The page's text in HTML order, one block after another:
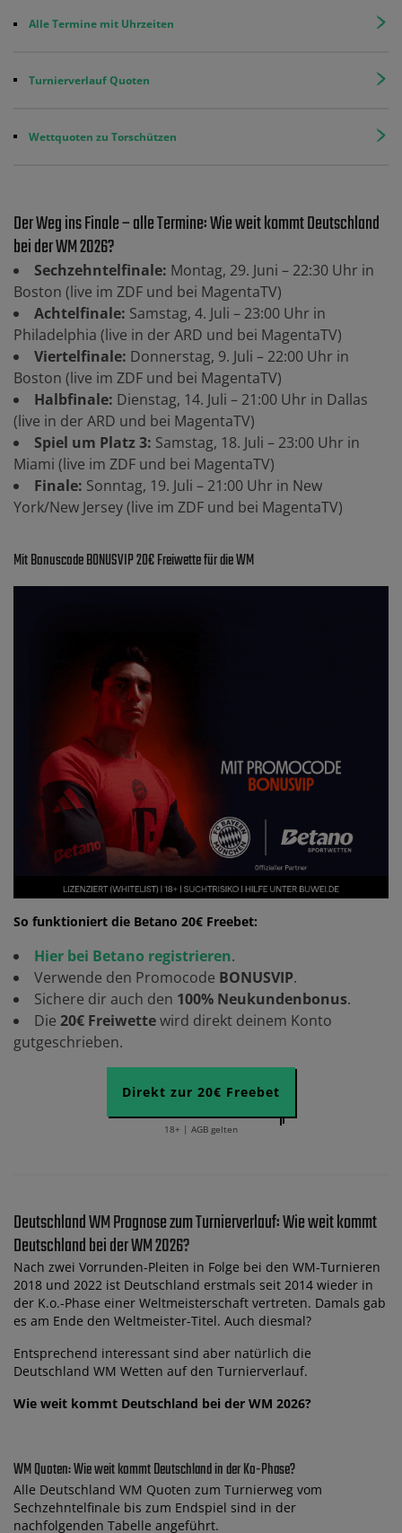
Alle Termine mit Uhrzeiten
Turnierverlauf Quoten
Wettquoten zu Torschützen
Der Weg ins Finale – alle Termine: Wie weit kommt Deutschland
bei der WM 2026?
Sechzehntelfinale: Montag, 29. Juni – 22:30 Uhr in
Boston (live im ZDF und bei MagentaTV)
Achtelfinale: Samstag, 4. Juli – 23:00 Uhr in
Philadelphia (live in der ARD und bei MagentaTV)
Viertelfinale: Donnerstag, 9. Juli – 22:00 Uhr in
Boston (live im ZDF und bei MagentaTV)
Halbfinale: Dienstag, 14. Juli – 21:00 Uhr in Dallas
(live in der ARD und bei MagentaTV)
Spiel um Platz 3: Samstag, 18. Juli – 23:00 Uhr in
Miami (live im ZDF und bei MagentaTV)
Finale: Sonntag, 19. Juli – 21:00 Uhr in New
York/New Jersey (live im ZDF und bei MagentaTV)
Mit Bonuscode BONUSVIP 20€ Freiwette für die WM
So funktioniert die Betano 20€ Freebet:
Hier bei Betano registrieren.
Verwende den Promocode BONUSVIP.
Sichere dir auch den 100% Neukundenbonus.
Die 20€ Freiwettewird direkt deinem Konto
gutgeschrieben.
Direkt zur 20€ Freebet
18+ | AGB gelten
Deutschland WM Prognose zum Turnierverlauf: Wie weit kommt
Deutschland bei der WM 2026?
Nach zwei Vorrunden-Pleiten in Folge bei den WM-Turnieren
2018 und 2022 ist Deutschland erstmals seit 2014 wieder in
der K.o.-Phase einer Weltmeisterschaft vertreten. Damals gab
es am Ende den Weltmeister-Titel. Auch diesmal?
Entsprechend interessant sind aber natürlich die
Deutschland WM Wetten auf den Turnierverlauf.
Wie weit kommt Deutschland bei der WM 2026?
WM Quoten: Wie weit kommt Deutschland in der Ko-Phase?
Alle Deutschland WM Quoten zum Turnierweg vom
Sechzehntelfinale bis zum Endspiel sind in der
nachfolgenden Tabelle angeführt.